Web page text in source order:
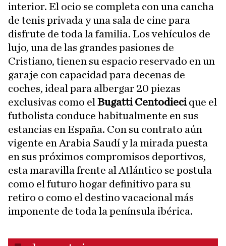
interior. El ocio se completa con una cancha
de tenis privada y una sala de cine para
disfrute de toda la familia. Los vehículos de
lujo, una de las grandes pasiones de
Cristiano, tienen su espacio reservado en un
garaje con capacidad para decenas de
coches, ideal para albergar 20 piezas
exclusivas como el Bugatti Centodiecique el
futbolista conduce habitualmente en sus
estancias en España. Con su contrato aún
vigente en Arabia Saudí y la mirada puesta
en sus próximos compromisos deportivos,
esta maravilla frente al Atlántico se postula
como el futuro hogar definitivo para su
retiro o como el destino vacacional más
imponente de toda la península ibérica.